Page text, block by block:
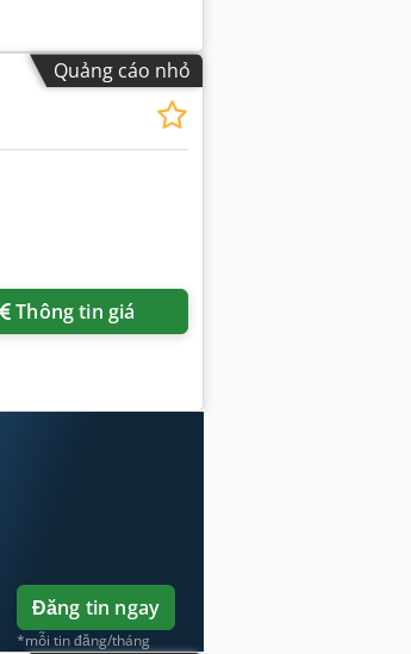
Quảng cáo nhỏ
Thông tin giá
Đăng tin ngay
*mỗi tin đăng/tháng